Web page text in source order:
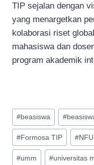
TIP sejalan dengan
yang menargetkan
kolaborasi riset
mahasiswa dan
program akademik
Post
Tags:
#beasiswa #
#Formosa TIP #NFU
#umm #universitas